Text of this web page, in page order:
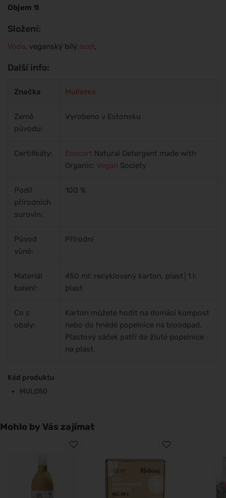
Objem 1l
Složení:
Voda, veganský bílý ocet,
Další info:
Značka Mulieres
Země
původu:
Vyrobeno v Estonsku
Certifikáty: Ecocert Natural Detergent made with
Organic; Vegan Society
Podíl
přírodních
surovin:
100 %
Původ
vůně:
Přírodní
Materiál
balení:
450 ml: recyklovaný karton, plast│1 l:
plast
Co s
obaly:
Karton můžete hodit na domácí kompost
nebo do hnědé popelnice na bioodpad.
Plastový sáček patří do žluté popelnice
na plast.
Kód produktu
MUL050
Mohlo by Vás zajímat